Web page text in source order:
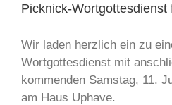
Picknick-Wortgottesdienst
Wir laden herzlich ein zu
Wortgottesdienst mit
kommenden Samstag, 11.
am Haus Uphave.